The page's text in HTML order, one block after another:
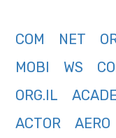
COM NET
MOBI
WS
ORG.IL
ACTOR
AERO